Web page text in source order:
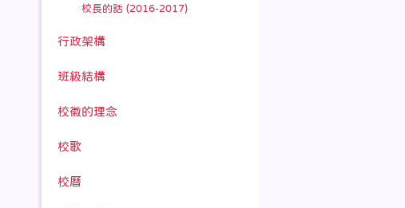
校長的話 (2016-2017)
行政架構
班級結構
校徽的理念
校歌
校曆